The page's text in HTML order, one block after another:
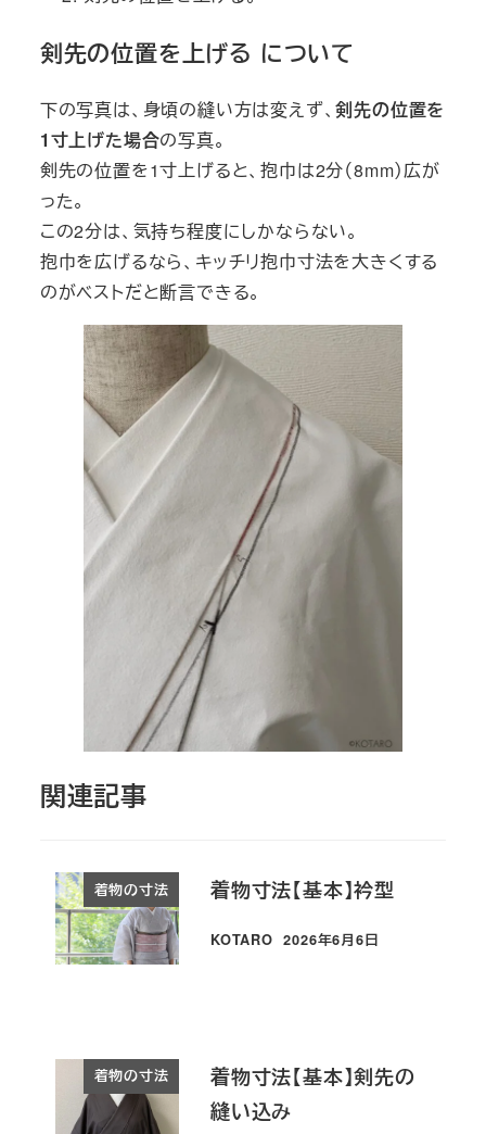
剣先の位置を上げる について
下の写真は、身頃の縫い方は変えず、剣先の位置を
1寸上げた場合の写真。
剣先の位置を1寸上げると、抱巾は2分（8mm）広が
った。
この2分は、気持ち程度にしかならない。
抱巾を広げるなら、キッチリ抱巾寸法を大きくする
のがベストだと断言できる。
関連記事
着物の寸法 着物寸法【基本】衿型
KOTARO
投稿日
2026年6月6日
着物の寸法
着物寸法【基本】剣先の
縫い込み